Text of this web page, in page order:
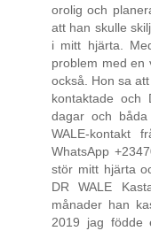
orolig och
att han skulle
i mitt hjärta.
problem med en
också. Hon sa
kontaktade och
dagar och
WALE-kontakt
WhatsApp
stör mitt hjärta
DR WALE
månader han
2019 jag